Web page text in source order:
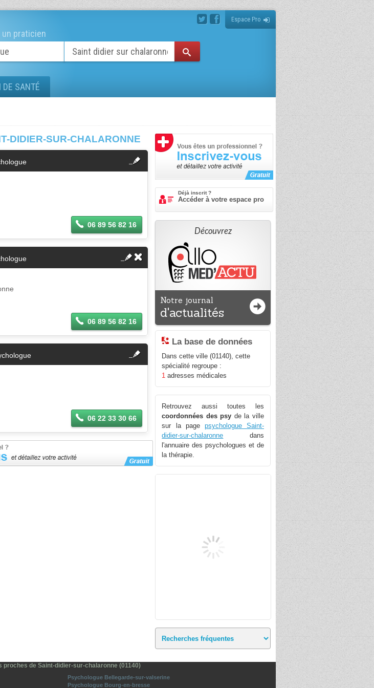
Espace Pro
un praticien
DE SANTÉ
DIDIER-SUR-CHALARONNE
fermer
la propriété
mettez à
sur votre
06 89 56 82 16
06 89 56 82 16
fermer
la propriété
mettez à
sur votre
06 22 33 30 66
Déjà inscrit ?
Accéder à votre espace pro
Découvrez
Notre journal
d'actualités
La base de données
Dans cette ville (01140), cette
spécialité regroupe :
1 adresses médicales
Retrouvez aussi toutes les
coordonnées des psy de la ville
sur la page psychologue Saint-
didier-sur-chalaronne dans
l'annuaire des psychologues et de
la thérapie.
de Saint-didier-sur-chalaronne (01140)
Psychologue Bellegarde-sur-valserine
Psychologue Bourg-en-bresse